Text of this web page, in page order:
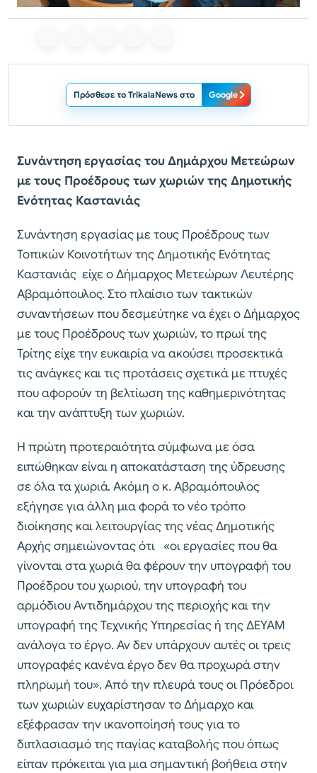
Πρόσθεσε το TrikalaNews στο Google
Συνάντηση εργασίας του Δημάρχου Μετεώρων
με τους Προέδρους των χωριών της Δημοτικής
Ενότητας Καστανιάς
Συνάντηση εργασίας με τους Προέδρους των
Τοπικών Κοινοτήτων της Δημοτικής Ενότητας
Καστανιάς είχε ο Δήμαρχος Μετεώρων Λευτέρης
Αβραμόπουλος. Στο πλαίσιο των τακτικών
συναντήσεων που δεσμεύτηκε να έχει ο Δήμαρχος
με τους Προέδρους των χωριών, το πρωί της
Τρίτης είχε την ευκαιρία να ακούσει προσεκτικά
τις ανάγκες και τις προτάσεις σχετικά με πτυχές
που αφορούν τη βελτίωση της καθημερινότητας
και την ανάπτυξη των χωριών.
Η πρώτη προτεραιότητα σύμφωνα με όσα
ειπώθηκαν είναι η αποκατάσταση της ύδρευσης
σε όλα τα χωριά. Ακόμη ο κ. Αβραμόπουλος
εξήγησε για άλλη μια φορά το νέο τρόπο
διοίκησης και λειτουργίας της νέας Δημοτικής
Αρχής σημειώνοντας ότι «οι εργασίες που θα
γίνονται στα χωριά θα φέρουν την υπογραφή του
Προέδρου του χωριού, την υπογραφή του
αρμόδιου Αντιδημάρχου της περιοχής και την
υπογραφή της Τεχνικής Υπηρεσίας ή της ΔΕΥΑΜ
ανάλογα το έργο. Αν δεν υπάρχουν αυτές οι τρεις
υπογραφές κανένα έργο δεν θα προχωρά στην
πληρωμή του». Από την πλευρά τους οι Πρόεδροι
των χωριών ευχαρίστησαν το Δήμαρχο και
εξέφρασαν την ικανοποίησή τους για το
διπλασιασμό της παγίας καταβολής που όπως
είπαν πρόκειται για μια σημαντική βοήθεια στην